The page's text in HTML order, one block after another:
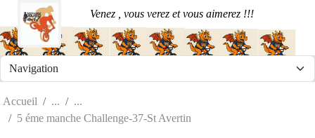
Venez , vous verez et vous aimerez !!!
Accueil
5 éme manche Challenge-37-St Avertin
Panneau de gestion des cookies